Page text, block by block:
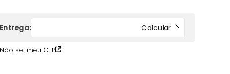
Não sei meu CEP